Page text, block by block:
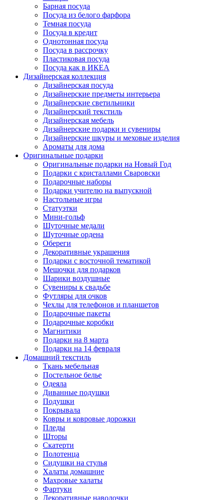
Барная посуда
Посуда из белого фарфора
Темная посуда
Посуда в кредит
Однотонная посуда
Посуда в рассрочку
Пластиковая посуда
Посуда как в ИКЕА
Дизайнерская коллекция
Дизайнерская посуда
Дизайнерские предметы интерьера
Дизайнерские светильники
Дизайнерский текстиль
Дизайнерская мебель
Дизайнерские подарки и сувениры
Дизайнерские шкуры и меховые изделия
Ароматы для дома
Оригинальные подарки
Оригинальные подарки на Новый Год
Подарки с кристаллами Сваровски
Подарочные наборы
Подарки учителю на выпускной
Настольные игры
Статуэтки
Мини-гольф
Шуточные медали
Шуточные ордена
Обереги
Декоративные украшения
Подарки с восточной тематикой
Мешочки для подарков
Шарики воздушные
Сувениры к свадьбе
Футляры для очков
Чехлы для телефонов и планшетов
Подарочные пакеты
Подарочные коробки
Магнитики
Подарки на 8 марта
Подарки на 14 февраля
Домашний текстиль
Ткань мебельная
Постельное белье
Одеяла
Диванные подушки
Подушки
Покрывала
Ковры и ковровые дорожки
Пледы
Шторы
Скатерти
Полотенца
Сидушки на стулья
Халаты домашние
Махровые халаты
Фартуки
Декоративные наволочки